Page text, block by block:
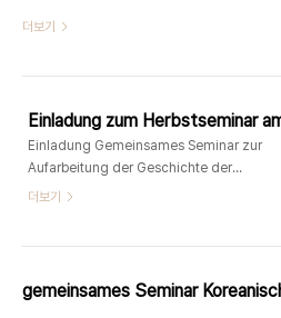
더보기
Einladung Gemeinsames Seminar zur
Aufarbeitung der Geschichte der
„Chosenjin“-und „Chokbari“-Frauen Liebe
möchten wir zwei Referate über die
koreanischen Frauen während der
더보기